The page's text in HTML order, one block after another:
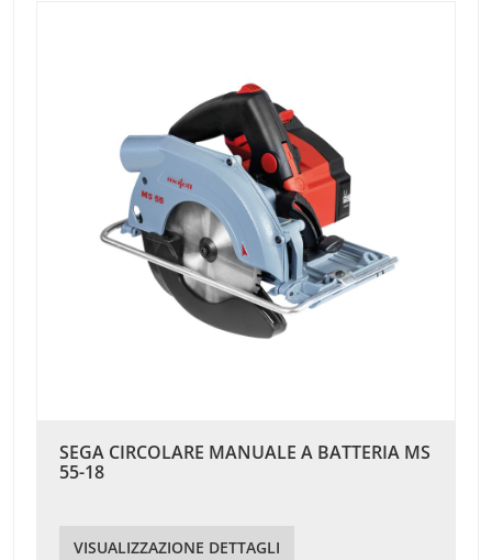
SEGA CIRCOLARE MANUALE A BATTERIA MS
55-18
VISUALIZZAZIONE DETTAGLI